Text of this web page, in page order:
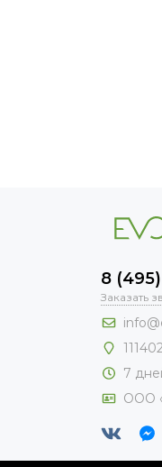
8
Заказать
7
ООО